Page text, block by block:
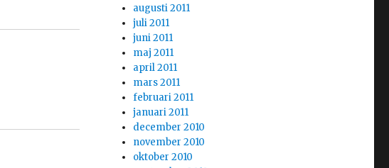
augusti 2011
juli 2011
juni 2011
maj 2011
april 2011
mars 2011
februari 2011
januari 2011
december 2010
november 2010
oktober 2010